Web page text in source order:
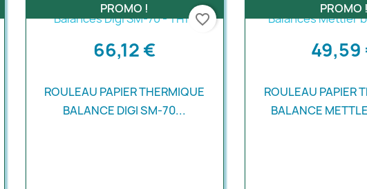
PROMO !
66,12 €
ROULEAU PAPIER THERMIQUE
BALANCE DIGI SM-70...
favorite_border
PROMO !
49,59
ROULEAU PAPIER
BALANCE